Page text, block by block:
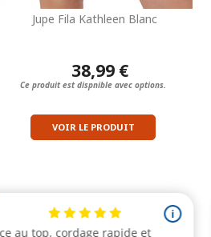
Jupe Fila Kathleen Blanc
38,99 €
Ce produit est dispnible avec options.
VOIR LE PRODUIT